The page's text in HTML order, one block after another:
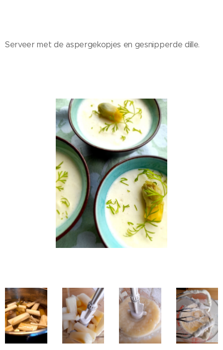
Serveer met de aspergekopjes en gesnipperde dille.